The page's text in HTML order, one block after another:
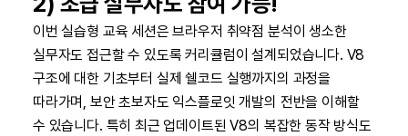
이번 실습형 교육 세션은 브라우저 취약점 분석이 생소한
실무자도 접근할 수 있도록 커리큘럼이 설계되었습니다. V8
구조에 대한 기초부터 실제 쉘코드 실행까지의 과정을
따라가며, 보안 초보자도 익스플로잇 개발의 전반을 이해할
수 있습니다. 특히 최근 업데이트된 V8의 복잡한 동작 방식도